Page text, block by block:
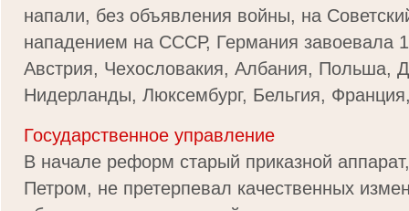
напали, без объявления войны, на
нападением на СССР, Германия завоевала
Австрия, Чехословакия, Албания, Польша,
Нидерланды, Люксембург, Бельгия,
Государственное управление
В начале реформ старый приказной
Петром, не претерпевал качественных